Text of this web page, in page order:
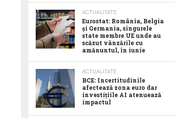
ACTUALITATE
Eurostat: România, Belgia
și Germania, singurele
state membre UE unde au
scăzut vânzările cu
amănuntul, în iunie
ACTUALITATE
BCE: Incertitudinile
afectează zona euro dar
investițiile AI atenuează
impactul